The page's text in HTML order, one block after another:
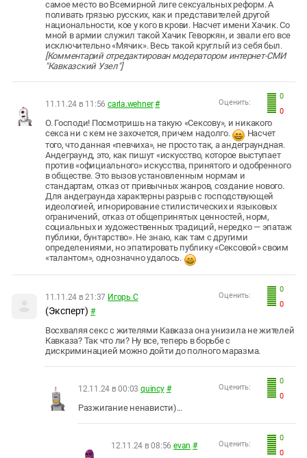
самое место во Всемирной лиге сексуальных реформ. А
поливать грязью русских, как и представителей другой
национальности, кое у кого в крови. Насчет имени Хачик. Со
мной в армии служил такой Хачик Геворкян, и звали его все
исключительно «Мячик». Весь такой круглый из себя был.
[Комментарий отредактирован модератором интернет-СМИ
"Кавказский Узел"]
0
0
Оценить:
11.11.24 в 11:56 carla.wehner #
О. Господи! Посмотришь на такую «Сексову», и никакого
секса ни с кем не захочется, причем надолго.
Насчет
того, что данная «певчиха», не просто так, а андеграундная.
Андеграунд, это, как пишут «искусство, которое выступает
против «официального» искусства, принятого и одобренного
в обществе. Это вызов установленным нормам и
стандартам, отказ от привычных жанров, создание нового.
Для андеграунда характерны разрыв с господствующей
идеологией, игнорирование стилистических и языковых
ограничений, отказ от общепринятых ценностей, норм,
социальных и художественных традиций, нередко — эпатаж
публики, бунтарство». Не знаю, как там с другими
определениями, но эпатировать публику «Сексовой» своим
«талантом», однозначно удалось.
0
0
Оценить:
11.11.24 в 21:37 Игорь С
(Эксперт) #
Восхваляя секс с жителями Кавказа она унизила не жителей
Кавказа? Так что ли? Ну все, теперь в борьбе с
дискриминацией можно дойти до полного маразма.
0
0
Оценить:
12.11.24 в 00:03 quincy #
Разжигание ненависти)...
0
0
Оценить:
12.11.24 в 08:56 evan #